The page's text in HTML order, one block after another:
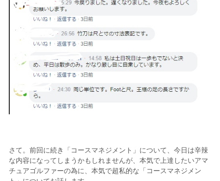
さて。前回に続き「コースマネジメント」について、今日は辛辣
な内容になってしまうかもしれませんが、本気で上達したいアマ
チュアゴルファーの為に、本気で超私的な「コースマネジメン